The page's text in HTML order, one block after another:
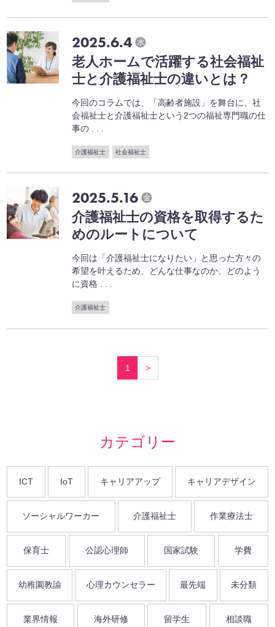
2025.6.4 水
老人ホームで活躍する社会福祉
士と介護福祉士の違いとは？
今回のコラムでは、「高齢者施設」を舞台に、社
会福祉士と介護福祉士という2つの福祉専門職の仕
事の . . .
介護福祉士 社会福祉士
2025.5.16 金
介護福祉士の資格を取得するた
めのルートについて
今回は「介護福祉士になりたい」と思った方々の
希望を叶えるため、どんな仕事なのか、どのよう
に資格 . . .
介護福祉士
1 >
カテゴリー
ICT IoT キャリアアップ キャリアデザイン
ソーシャルワーカー 介護福祉士 作業療法士
保育士 公認心理師 国家試験 学費
幼稚園教諭 心理カウンセラー 最先端 未分類
業界情報 海外研修 留学生 相談職